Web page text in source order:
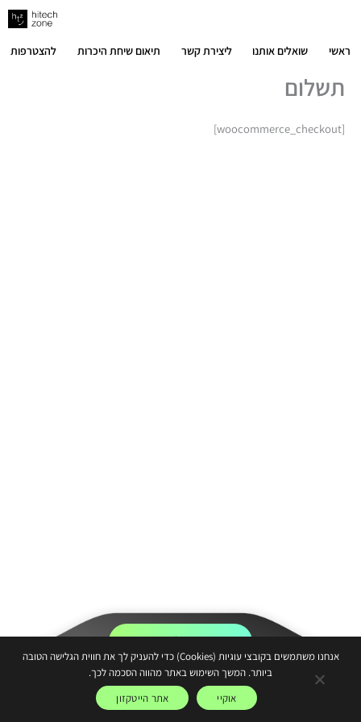
ראשי שואלים אותנו ליצירת קשר תיאום שיחת היכרות להצטרפות
תשלום
[woocommerce_checkout]
משתלם להיות סטארטאפ כשיש לך את הגב של הייטקזון
אני רוצה להצטרף!
אנחנו משתמשים בקובצי עוגיות (Cookies) כדי להעניק לך את חווית הגלישה הטובה
ביותר. המשך השימוש באתר מהווה הסכמה לכך.
אוקיי
אתר הייטקזון